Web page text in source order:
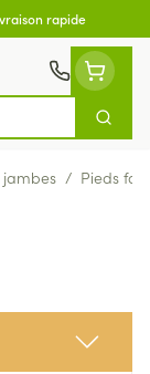
rapide
jambes / Pieds